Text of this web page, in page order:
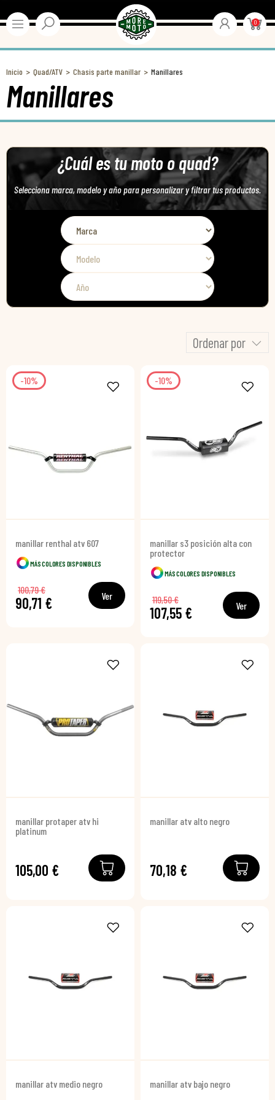
0
Inicio Quad/ATV Chasis parte manillar Manillares
Manillares
¿Cuál es tu moto o quad?
Selecciona marca, modelo y año para personalizar y filtrar tus productos.
Ordenar por
-10%
manillar renthal atv 607
MÁS COLORES DISPONIBLES
90,71 €
100,79 € Ver
-10%
manillar s3 posición alta con
protector
MÁS COLORES DISPONIBLES
107,55 €
119,50 € Ver
manillar protaper atv hi
platinum
105,00 €
manillar atv alto negro
70,18 €
manillar atv medio negro manillar atv bajo negro